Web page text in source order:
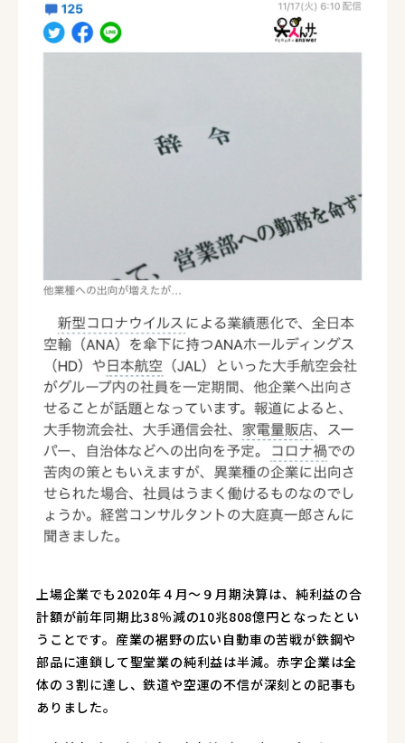
上場企業でも2020年４月～９月期決算は、純利益の合
計額が前年同期比38％減の10兆808億円となったとい
うことです。産業の裾野の広い自動車の苦戦が鉄鋼や
部品に連鎖して聖堂業の純利益は半減。赤字企業は全
体の３割に達し、鉄道や空運の不信が深刻との記事も
ありました。